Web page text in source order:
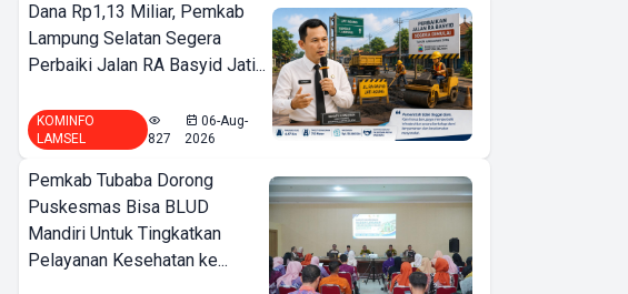
Dana Rp1,13 Miliar, Pemkab
Lampung Selatan Segera
Perbaiki Jalan RA Basyid Jati...
KOMINFO
LAMSEL
827
06-Aug-
2026
Pemkab Tubaba Dorong
Puskesmas Bisa BLUD
Mandiri Untuk Tingkatkan
Pelayanan Kesehatan ke...